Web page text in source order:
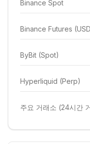
Binance Spot
Binance Futures
ByBit (Spot)
Hyperliquid (Perp)
주요 거래소 (24시간